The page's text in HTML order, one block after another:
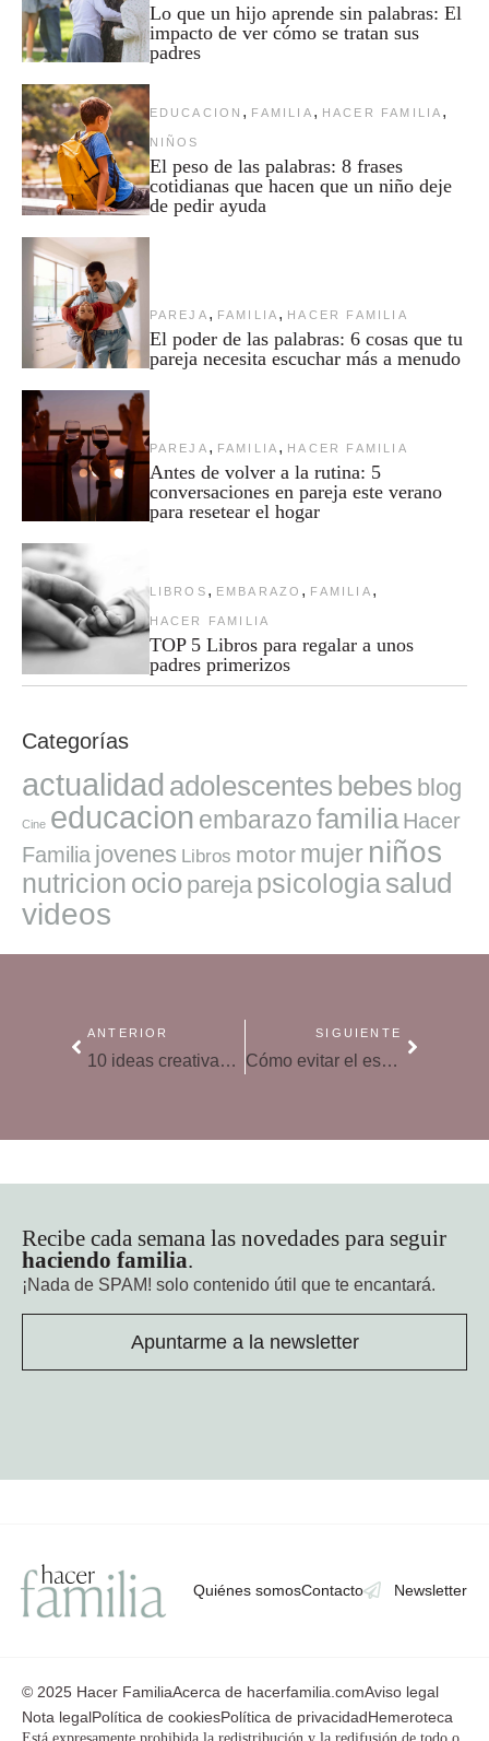
Lo que un hijo aprende sin palabras: El
impacto de ver cómo se tratan sus
padres
EDUCACION , FAMILIA , HACER FAMILIA ,
NIÑOS
El peso de las palabras: 8 frases
cotidianas que hacen que un niño deje
de pedir ayuda
PAREJA , FAMILIA , HACER FAMILIA
El poder de las palabras: 6 cosas que tu
pareja necesita escuchar más a menudo
PAREJA , FAMILIA , HACER FAMILIA
Antes de volver a la rutina: 5
conversaciones en pareja este verano
para resetear el hogar
LIBROS , EMBARAZO , FAMILIA ,
HACER FAMILIA
TOP 5 Libros para regalar a unos
padres primerizos
Categorías
actualidad adolescentes bebes blog
Cine educacion embarazofamilia Hacer
Familia jovenes Libros motor mujer niños
nutricion ocio pareja psicologiasalud
videos
ANTERIOR
10 ideas creativas y emocionantes para sorprender a mamá en su día especial
SIGUIENTE
Cómo evitar el estrés de la paternidad, según Harvard
Recibe cada semana las novedades para seguir
haciendo familia.
¡Nada de SPAM! solo contenido útil que te encantará.
Apuntarme a la newsletter
Quiénes somosContacto Newsletter
© 2025 Hacer FamiliaAcerca de hacerfamilia.comAviso legal
Nota legalPolítica de cookiesPolítica de privacidadHemeroteca
Está expresamente prohibida la redistribución y la redifusión de todo o